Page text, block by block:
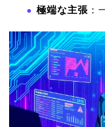
極端な主張 ：